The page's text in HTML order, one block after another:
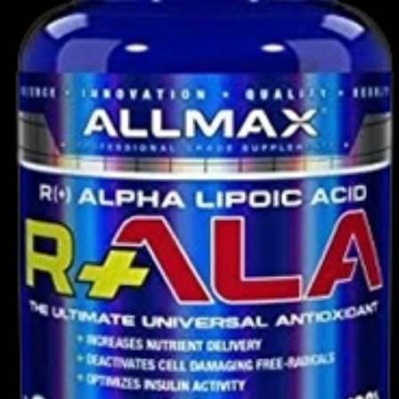
είναι ένα συμπλήρωμα διατροφής
που μπορεί να βοηθήσει στην απώλεια
στην ενίσχυση της διάθεσης και
κάποια στοιχεία που υποδηλώνουν ότι η
είναι περιορισμένη και αντικρουόμενη.
και έχουν υπάρξει αναφορές για
συμπληρώματος διατροφής, είναι
υγείας για να διαπιστώσετε αν είναι